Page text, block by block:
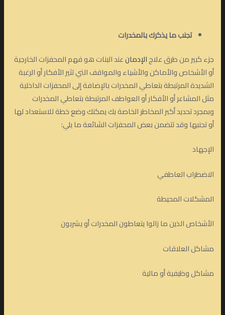
تجنب ما يذكرك بالمخدرات
جزء كبير من طرق علاجالإدمانعند البنات هو فهم المحفزات الخارجية
أو الأشخاص والأماكن والأشياء والمواقف التي تثير الأفكار أو الرغبة
الشديدة المرتبطة بتعاطي المخدرات بالإضافة إلى المحفزات الداخلية
مثل المشاعر أو الأفكار أو العواطف المرتبطة بتعاطي المخدرات
وبمجرد تحديد أكبر المخاطر الخاصة بك يمكنك وضع خطة للاستعداد لها
أو تجنبها وقد تتضمن بعض المحفزات الشائعة ما يلي:
الإجهاد
الاضطراب العاطفي
المشكلات المحيطة
الأشخاص الذين ما زالوا يتعاطون المخدرات أو يشربون
مشاكل العلاقات
مشاكل وظيفية أو مالية